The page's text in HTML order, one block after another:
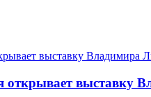
открывает выставку